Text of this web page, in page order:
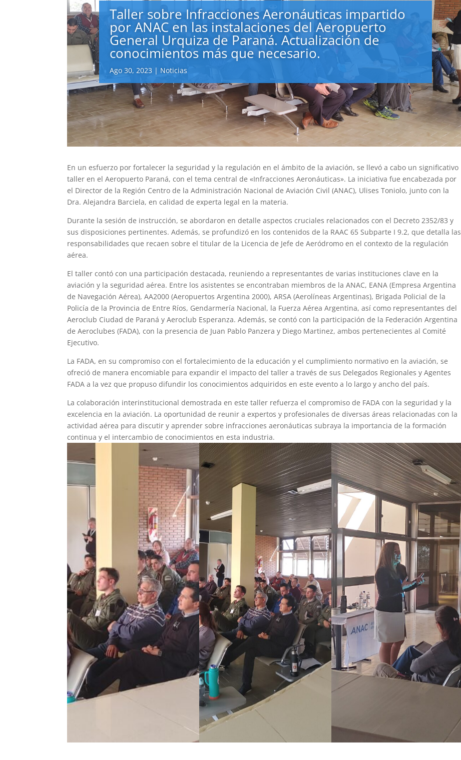
Taller sobre Infracciones Aeronáuticas impartido
por ANAC en las instalaciones del Aeropuerto
General Urquiza de Paraná. Actualización de
conocimientos más que necesario.
Ago 30, 2023 | Noticias
En un esfuerzo por fortalecer la seguridad y la regulación en el ámbito de la aviación, se llevó a cabo un significativo
taller en el Aeropuerto Paraná, con el tema central de «Infracciones Aeronáuticas». La iniciativa fue encabezada por
el Director de la Región Centro de la Administración Nacional de Aviación Civil (ANAC), Ulises Toniolo, junto con la
Dra. Alejandra Barciela, en calidad de experta legal en la materia.
Durante la sesión de instrucción, se abordaron en detalle aspectos cruciales relacionados con el Decreto 2352/83 y
sus disposiciones pertinentes. Además, se profundizó en los contenidos de la RAAC 65 Subparte I 9.2, que detalla las
responsabilidades que recaen sobre el titular de la Licencia de Jefe de Aeródromo en el contexto de la regulación
aérea.
El taller contó con una participación destacada, reuniendo a representantes de varias instituciones clave en la
aviación y la seguridad aérea. Entre los asistentes se encontraban miembros de la ANAC, EANA (Empresa Argentina
de Navegación Aérea), AA2000 (Aeropuertos Argentina 2000), ARSA (Aerolíneas Argentinas), Brigada Policial de la
Policía de la Provincia de Entre Ríos, Gendarmería Nacional, la Fuerza Aérea Argentina, así como representantes del
Aeroclub Ciudad de Paraná y Aeroclub Esperanza. Además, se contó con la participación de la Federación Argentina
de Aeroclubes (FADA), con la presencia de Juan Pablo Panzera y Diego Martinez, ambos pertenecientes al Comité
Ejecutivo.
La FADA, en su compromiso con el fortalecimiento de la educación y el cumplimiento normativo en la aviación, se
ofreció de manera encomiable para expandir el impacto del taller a través de sus Delegados Regionales y Agentes
FADA a la vez que propuso difundir los conocimientos adquiridos en este evento a lo largo y ancho del país.
La colaboración interinstitucional demostrada en este taller refuerza el compromiso de FADA con la seguridad y la
excelencia en la aviación. La oportunidad de reunir a expertos y profesionales de diversas áreas relacionadas con la
actividad aérea para discutir y aprender sobre infracciones aeronáuticas subraya la importancia de la formación
continua y el intercambio de conocimientos en esta industria.